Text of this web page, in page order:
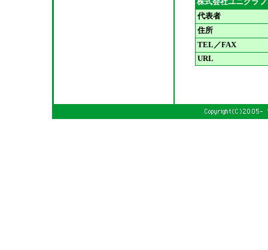
株式会社ユニグラ
代表者
住所
TEL／FAX
URL